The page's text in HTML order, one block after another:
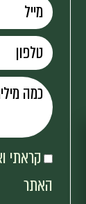
קראתי
האתר